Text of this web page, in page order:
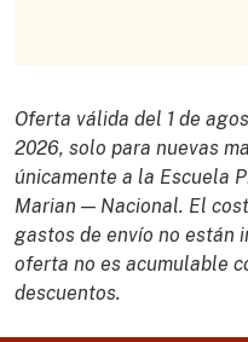
Oferta válida del 1 de
2026, solo para nuevas
únicamente a la Escuela
Marian — Nacional. El
gastos de envío no están
oferta no es acumulable
descuentos.